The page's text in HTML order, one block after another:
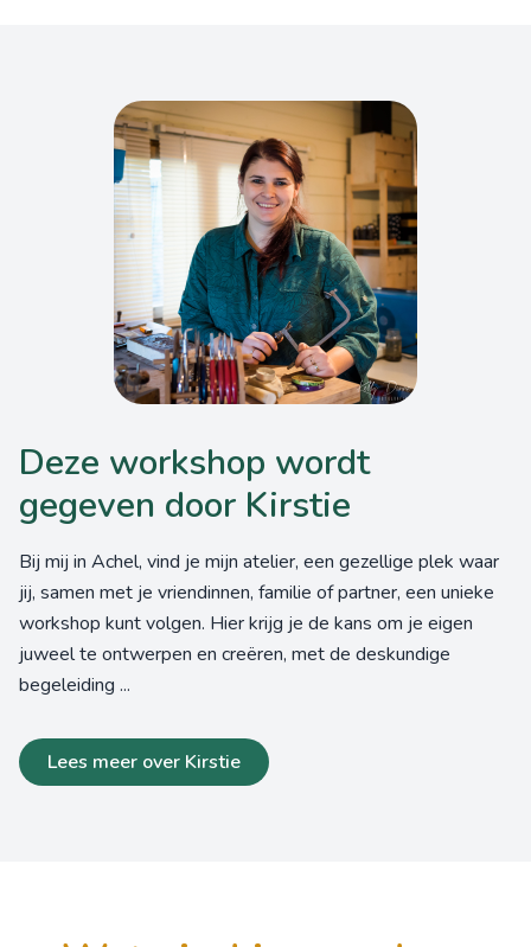
Deze workshop wordt
gegeven door Kirstie
Bij mij in Achel, vind je mijn atelier, een gezellige plek waar
jij, samen met je vriendinnen, familie of partner, een unieke
workshop kunt volgen. Hier krijg je de kans om je eigen
juweel te ontwerpen en creëren, met de deskundige
begeleiding ...
Lees meer over Kirstie